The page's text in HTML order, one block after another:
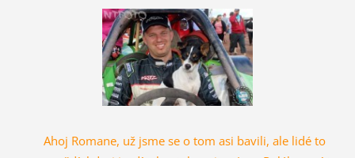
Ahoj Romane, už jsme se o tom asi bavili, ale lidé to